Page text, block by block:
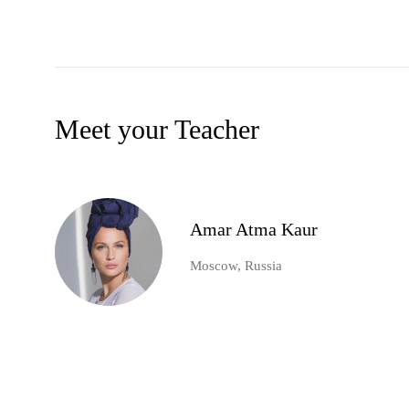
Meet your Teacher
Amar Atma Kaur
Moscow, Russia